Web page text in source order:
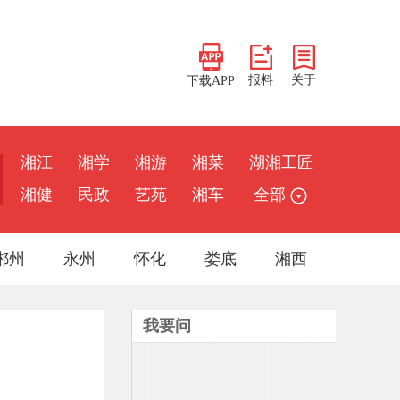
下载APP 报料 关于
湘江 湘学 湘游 湘菜
湖湘工匠
湘健
民政 艺苑 湘车 全部
州 永州 怀化 娄底 湘西
我要问